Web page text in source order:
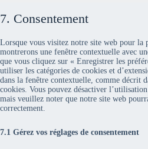
7. Consentement
Lorsque vous visitez notre site web pour la
montrerons une fenêtre contextuelle avec
que vous cliquez sur « Enregistrer les
utiliser les catégories de cookies et
dans la fenêtre contextuelle, comme décrit
cookies. Vous pouvez désactiver
mais veuillez noter que notre site web
correctement.
7.1 Gérez vos réglages de consentement